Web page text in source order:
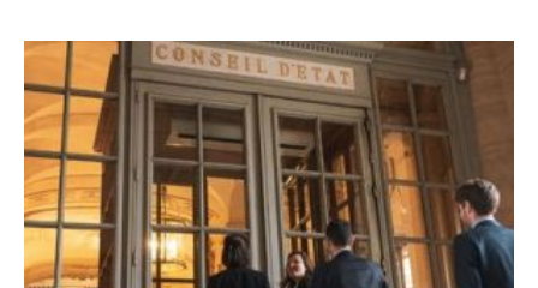
Stages
d’aide
à
la
décision